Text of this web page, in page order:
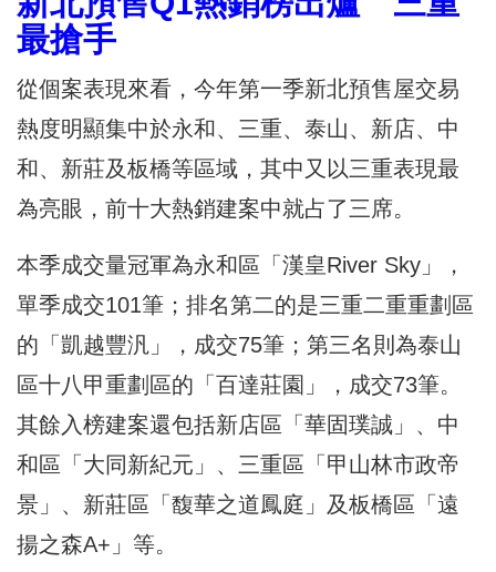
最搶手
從個案表現來看，今年第一季新北預售屋交易
熱度明顯集中於永和、三重、泰山、新店、中
和、新莊及板橋等區域，其中又以三重表現最
為亮眼，前十大熱銷建案中就占了三席。
本季成交量冠軍為永和區「漢皇River Sky」，
單季成交101筆；排名第二的是三重二重重劃區
的「凱越豐汎」，成交75筆；第三名則為泰山
區十八甲重劃區的「百達莊園」，成交73筆。
其餘入榜建案還包括新店區「華固璞誠」、中
和區「大同新紀元」、三重區「甲山林市政帝
景」、新莊區「馥華之道鳳庭」及板橋區「遠
揚之森A+」等。